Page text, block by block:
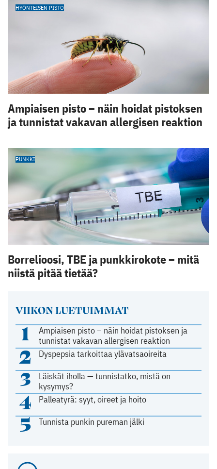
VIIKON LUETUIMMAT
1
Ampiaisen pisto – näin hoidat pistoksen ja
tunnistat vakavan allergisen reaktion
2 Dyspepsia tarkoittaa ylävatsaoireita
3
Läiskät iholla — tunnistatko, mistä on
kysymys?
4 Palleatyrä: syyt, oireet ja hoito
5 Tunnista punkin pureman jälki
HYÖNTEISEN PISTO
Ampiaisen pisto – näin hoidat pistoksen
ja tunnistat vakavan allergisen reaktion
PUNKKI
Borrelioosi, TBE ja punkkirokote – mitä
niistä pitää tietää?